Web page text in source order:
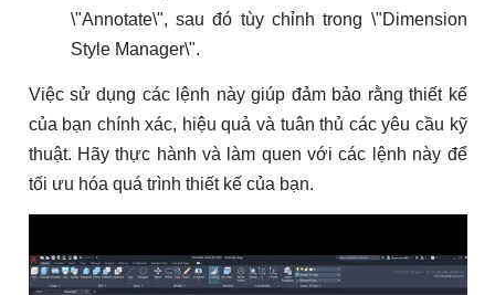
\"Annotate\", sau đó tùy chỉnh trong \"Dimension
Style Manager\".
Việc sử dụng các lệnh này giúp đảm bảo rằng thiết kế
của bạn chính xác, hiệu quả và tuân thủ các yêu cầu kỹ
thuật. Hãy thực hành và làm quen với các lệnh này để
tối ưu hóa quá trình thiết kế của bạn.